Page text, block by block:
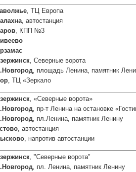
, ТЦ Европа
, автостанция
, КПП №3
, Северные ворота
, площадь Ленина, памятник
, ТЦ «Зеркало
, «Северные ворота»
, пр-т Ленина на остановке
, пл.Ленина, памятник Ленину
, автостанция
, напротив автостанции
, "Северные ворота"
, пл. Ленина, памятник Ленину